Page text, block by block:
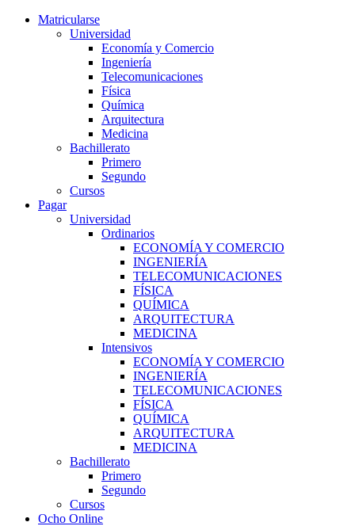
Matricularse
Universidad
Economía y Comercio
Ingeniería
Telecomunicaciones
Física
Química
Arquitectura
Medicina
Bachillerato
Primero
Segundo
Cursos
Pagar
Universidad
Ordinarios
ECONOMÍA Y COMERCIO
INGENIERÍA
TELECOMUNICACIONES
FÍSICA
QUÍMICA
ARQUITECTURA
MEDICINA
Intensivos
ECONOMÍA Y COMERCIO
INGENIERÍA
TELECOMUNICACIONES
FÍSICA
QUÍMICA
ARQUITECTURA
MEDICINA
Bachillerato
Primero
Segundo
Cursos
Ocho Online